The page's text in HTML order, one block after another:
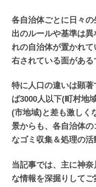
各自治体ごとに日々
出のルールや基準は
れの自治体が置かれ
右されている面がある
特に人口の違いは顕
ば3000人以下(町村地
(市地域)と差も激しく
景からも、各自治体
なゴミ収集＆処理の活
当記事では、主に神
な情報を深掘りして